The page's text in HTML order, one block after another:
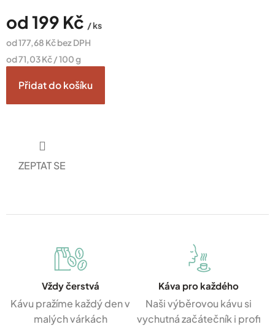
od 199 Kč / ks
od177,68 Kčbez DPH
Měrná
od 71,03 Kč / 100 g
Přidat do košíku
ZEPTAT SE
Vždy čerstvá
Kávu pražíme každý den v
malých várkách
Káva pro každého
Naši výběrovou kávu si
vychutná začátečník i profi